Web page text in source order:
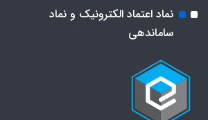
نماد اعتماد الکترونیک و نماد
ساماندهی